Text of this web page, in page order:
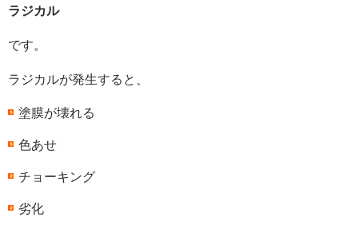
ラジカル
です。
ラジカルが発生すると、
塗膜が壊れる
色あせ
チョーキング
劣化